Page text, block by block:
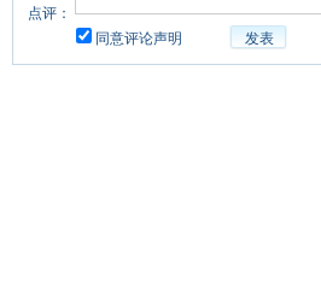
点评：
同意评论声明
发表